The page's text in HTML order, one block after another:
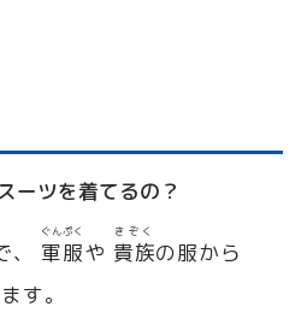
ーツを着てるの？
、 軍服
ぐんぷく
や 貴族
きぞく
の服から
す。